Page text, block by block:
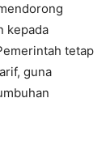
kepada
tetap
guna